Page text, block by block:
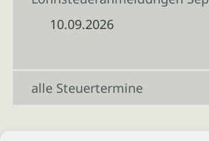
10.09.2026
alle Steuertermine